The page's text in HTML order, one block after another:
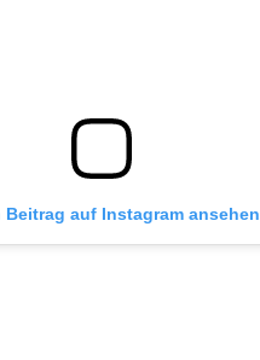
Beitrag auf Instagram ansehen